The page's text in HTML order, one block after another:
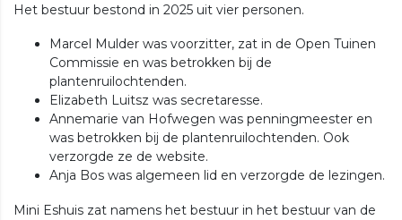
Het bestuur bestond in 2025 uit vier personen.
Marcel Mulder was voorzitter, zat in de Open Tuinen
Commissie en was betrokken bij de
plantenruilochtenden.
Elizabeth Luitsz was secretaresse.
Annemarie van Hofwegen was penningmeester en
was betrokken bij de plantenruilochtenden. Ook
verzorgde ze de website.
Anja Bos was algemeen lid en verzorgde de lezingen.
Mini Eshuis zat namens het bestuur in het bestuur van de